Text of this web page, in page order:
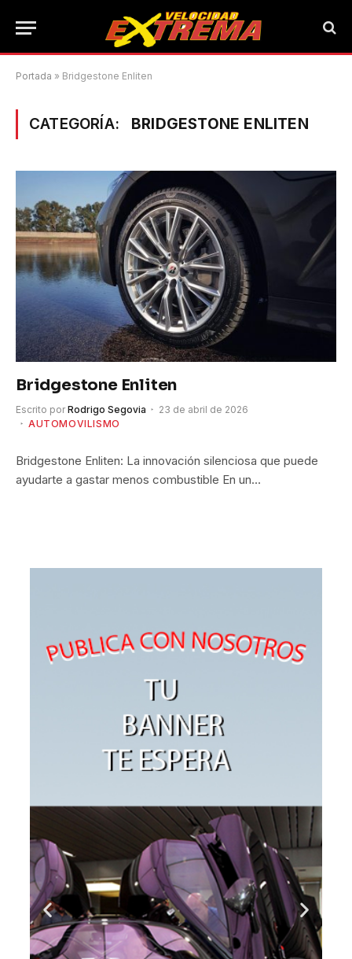
Portada » Bridgestone Enliten
CATEGORÍA: BRIDGESTONE ENLITEN
Bridgestone Enliten
Escrito por Rodrigo Segovia
23 de abril de 2026
AUTOMOVILISMO
Bridgestone Enliten: La innovación silenciosa que puede
ayudarte a gastar menos combustible En un…